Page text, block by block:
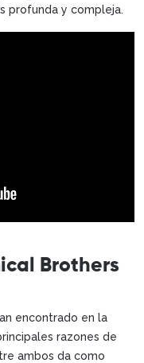
profunda y compleja.
Brothers
encontrado en la
razones de
ambos da como